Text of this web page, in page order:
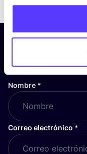
¡Suscríbete
y mantente
Nombre *
Correo electrónico *